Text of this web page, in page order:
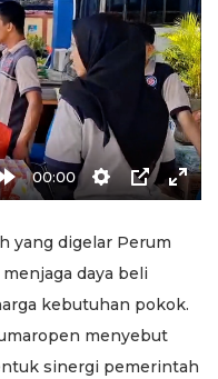
Forward
00:00
Settings
PIP
yang digelar Perum
daya beli
kebutuhan pokok.
menyebut
sinergi pemerintah